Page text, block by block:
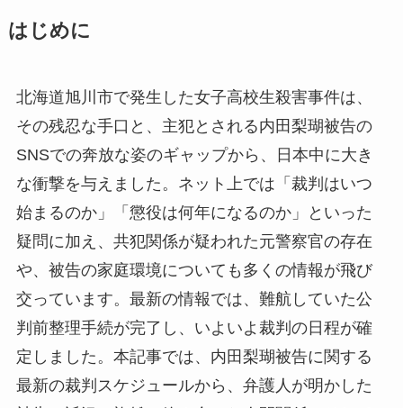
はじめに
北海道旭川市で発生した女子高校生殺害事件は、
その残忍な手口と、主犯とされる内田梨瑚被告の
SNSでの奔放な姿のギャップから、日本中に大き
な衝撃を与えました。ネット上では「裁判はいつ
始まるのか」「懲役は何年になるのか」といった
疑問に加え、共犯関係が疑われた元警察官の存在
や、被告の家庭環境についても多くの情報が飛び
交っています。最新の情報では、難航していた公
判前整理手続が完了し、いよいよ裁判の日程が確
定しました。本記事では、内田梨瑚被告に関する
最新の裁判スケジュールから、弁護人が明かした